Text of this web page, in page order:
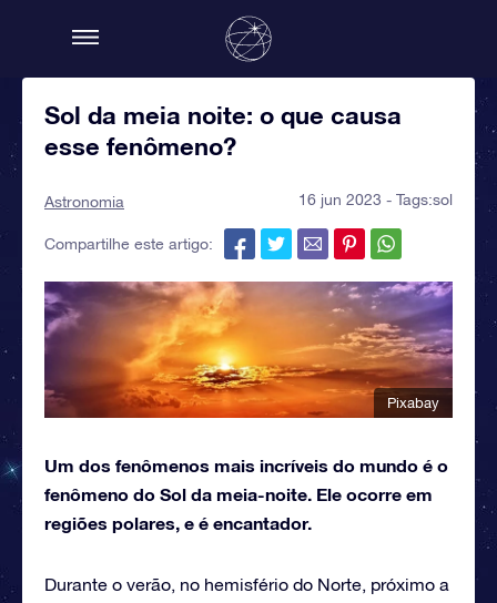
Sol da meia noite: o que causa
esse fenômeno?
Astronomia 16 jun 2023 - Tags:sol
Compartilhe este artigo:
Pixabay
Um dos fenômenos mais incríveis do mundo é o
fenômeno do Sol da meia-noite. Ele ocorre em
regiões polares, e é encantador.
Durante o verão, no hemisfério do Norte, próximo a